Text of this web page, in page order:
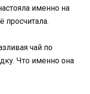
именно на
просчитала.
чай по
Что именно она